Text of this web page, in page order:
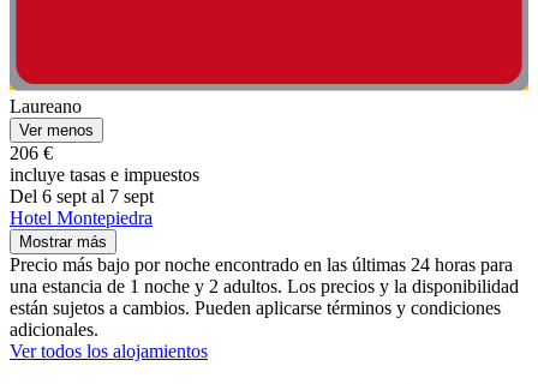
Laureano
Ver menos
206 €
incluye tasas e impuestos
Del 6 sept al 7 sept
Hotel Montepiedra
Mostrar más
Precio más bajo por noche encontrado en las últimas 24 horas para
una estancia de 1 noche y 2 adultos. Los precios y la disponibilidad
están sujetos a cambios. Pueden aplicarse términos y condiciones
adicionales.
Ver todos los alojamientos